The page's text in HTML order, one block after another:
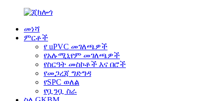
መነሻ
ምርቶች
የ uPVC መገለጫዎች
የአሉሚኒየም መገለጫዎች
የስርዓት መስኮቶች እና በሮች
የመጋረጃ ግድግዳ
የSPC ወለል
የቧንቧ ስራ